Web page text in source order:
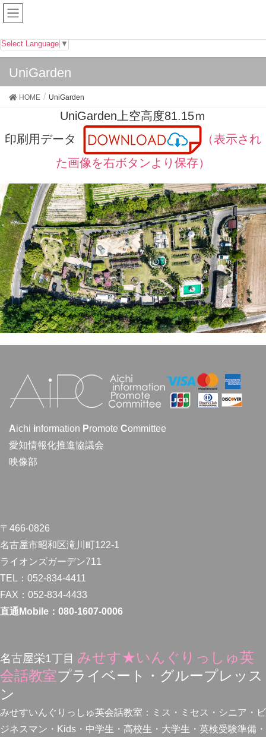
Select Language ▼
UniGarden
HOME UniGarden
UniGarden上空高度81.15ｍ
印刷用データ
（表示され
た画像を右ボタンより保存）
Aichi information Promote Committee
愛知情報化推進協議会
映像部
〒466-0826
名古屋市昭和区滝川町122-1
ライオンズガーデン711
TEL：052-834-4411
FAX：052-834-4433
直通Mobile：080-1607-0006
名古屋栄1丁目 みせす★いんぐりっしゅ英
会話教室プライベート・グループレッス
ン
みせすいんぐりっしゅ英会話教室：ミス・ミセス・シニア・ビ
ジネスマン・Kids・中学生・高校生・大学生・英検受験準備・